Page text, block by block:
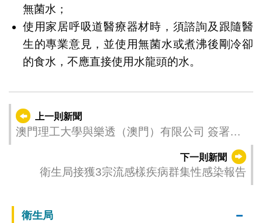
無菌水；
使用家居呼吸道醫療器材時，須諮詢及跟隨醫
生的專業意見，並使用無菌水或煮沸後剛冷卻
的食水，不應直接使用水龍頭的水。
上一則新聞
澳門理工大學與樂透（澳門）有限公司 簽署合
下一則新聞
衛生局接獲3宗流感樣疾病群集性感染報告
衛生局